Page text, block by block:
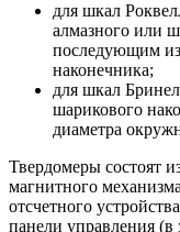
для шкал
алмазного или
последующим
наконечника;
для шкал
шарикового
диаметра
Твердомеры состоят
магнитного
отсчетного
панели управления